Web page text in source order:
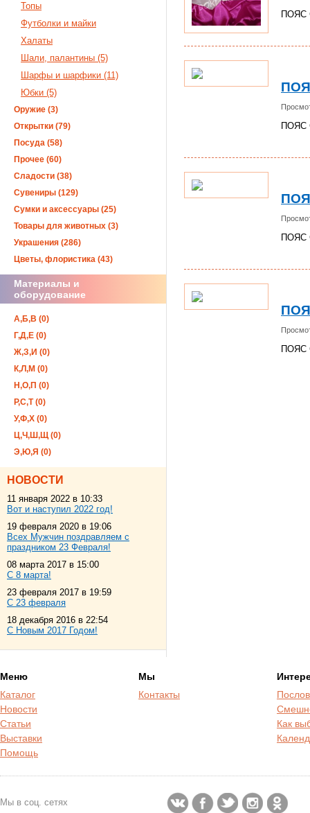
ПОЯС
ПОЯС
Топы
Футболки и майки
Халаты
Шали, палантины (5)
Шарфы и шарфики (11)
Юбки (5)
Оружие (3)
Открытки (79)
Посуда (58)
Прочее (60)
Сладости (38)
Сувениры (129)
Сумки и аксессуары (25)
Товары для животных (3)
Украшения (286)
Цветы, флористика (43)
Материалы и
оборудование
А,Б,В (0)
Г,Д,Е (0)
Ж,З,И (0)
К,Л,М (0)
Н,О,П (0)
Р,С,Т (0)
У,Ф,Х (0)
Ц,Ч,Ш,Щ (0)
Э,Ю,Я (0)
НОВОСТИ
11 января 2022 в 10:33
Вот и наступил 2022 год!
19 февраля 2020 в 19:06
Всех Мужчин поздравляем с
праздником 23 Февраля!
08 марта 2017 в 15:00
С 8 марта!
23 февраля 2017 в 19:59
С 23 февраля
18 декабря 2016 в 22:54
С Новым 2017 Годом!
Меню
Каталог
Новости
Статьи
Выставки
Помощь
Мы
Контакты
Как
Мы в соц. сетях